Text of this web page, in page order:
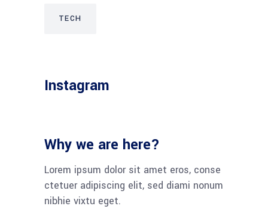
TECH
Instagram
Why we are here?
Lorem ipsum dolor sit amet eros, conse
ctetuer adipiscing elit, sed diami nonum
nibhie vixtu eget.